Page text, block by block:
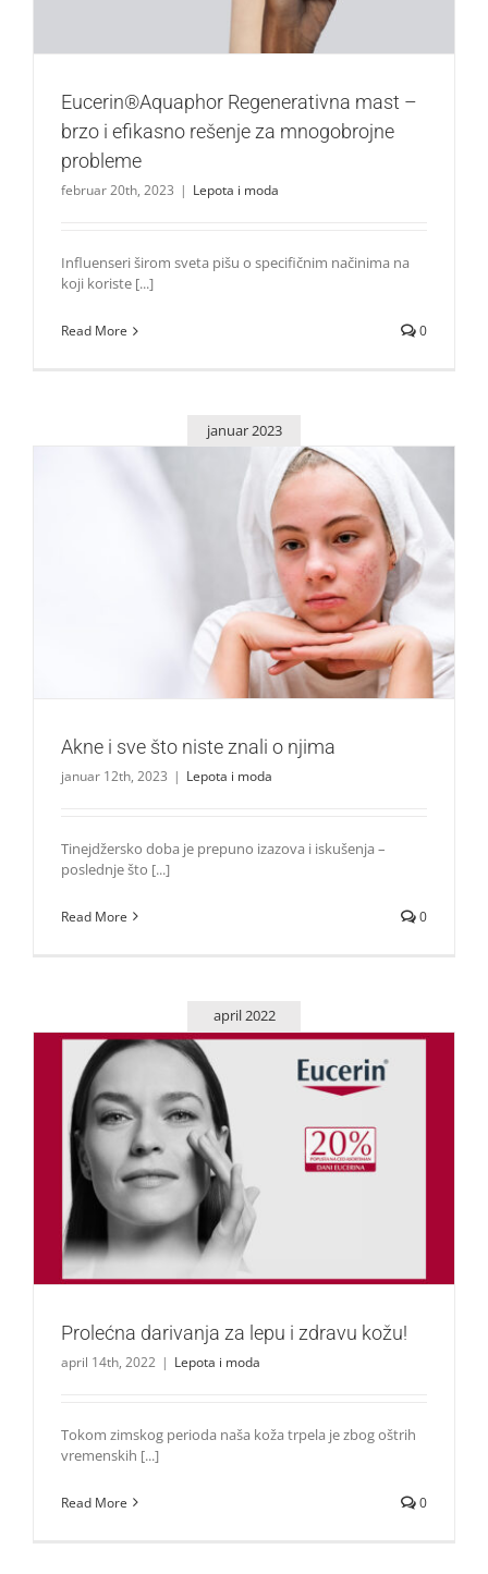
Eucerin®Aquaphor Regenerativna mast –
brzo i efikasno rešenje za mnogobrojne
probleme
februar 20th, 2023 | Lepota i moda
Influenseri širom sveta pišu o specifičnim načinima na
koji koriste [...]
Read More 0
januar 2023
Akne i sve što niste znali o njima
Lepota i moda
Akne i sve što niste znali o njima
januar 12th, 2023 | Lepota i moda
Tinejdžersko doba je prepuno izazova i iskušenja –
poslednje što [...]
Read More 0
april 2022
Prolećna darivanja za lepu i zdravu kožu!
Lepota i moda
Prolećna darivanja za lepu i zdravu kožu!
april 14th, 2022 | Lepota i moda
Tokom zimskog perioda naša koža trpela je zbog oštrih
vremenskih [...]
Read More 0